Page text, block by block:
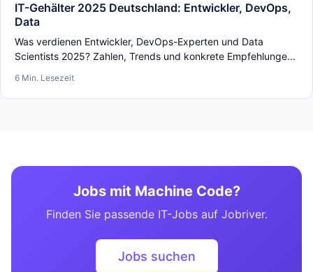
IT-Gehälter 2025 Deutschland: Entwickler, DevOps,
Data
Was verdienen Entwickler, DevOps-Experten und Data
Scientists 2025? Zahlen, Trends und konkrete Empfehlunge...
6 Min. Lesezeit
Jobs mit Machine Code?
Finden Sie passende IT-Jobs auf Jobriver.
Jobs suchen